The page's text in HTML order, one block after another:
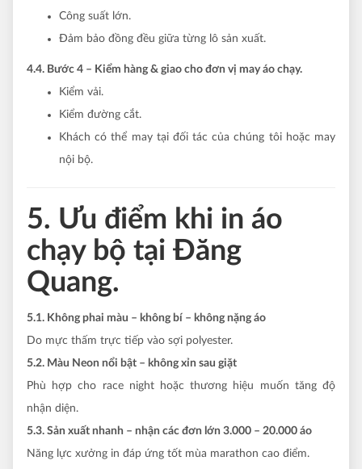
Công suất lớn.
Đảm bảo đồng đều giữa từng lô sản xuất.
4.4. Bước 4 – Kiểm hàng & giao cho đơn vị may áo chạy.
Kiểm vải.
Kiểm đường cắt.
Khách có thể may tại đối tác của chúng tôi hoặc may
nội bộ.
5. Ưu điểm khi in áo
chạy bộ tại Đăng
Quang.
5.1. Không phai màu – không bí – không nặng áo
Do mực thấm trực tiếp vào sợi polyester.
5.2. Màu Neon nổi bật – không xỉn sau giặt
Phù hợp cho race night hoặc thương hiệu muốn tăng độ
nhận diện.
5.3. Sản xuất nhanh – nhận các đơn lớn 3.000 – 20.000 áo
Năng lực xưởng in đáp ứng tốt mùa marathon cao điểm.